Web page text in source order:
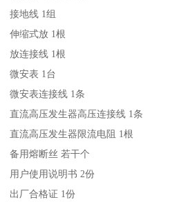
接地线 1组
伸缩式放 1根
放连接线 1根
微安表 1台
微安表连接线 1条
直流高压发生器高压连接线 1条
直流高压发生器限流电阻 1根
备用熔断丝 若干个
用户使用说明书 2份
出厂合格证 1份